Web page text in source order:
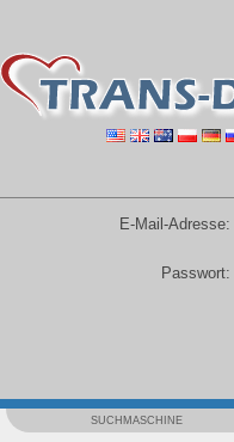
E-Mail-Adresse:
Passwort:
SUCHMASCHINE